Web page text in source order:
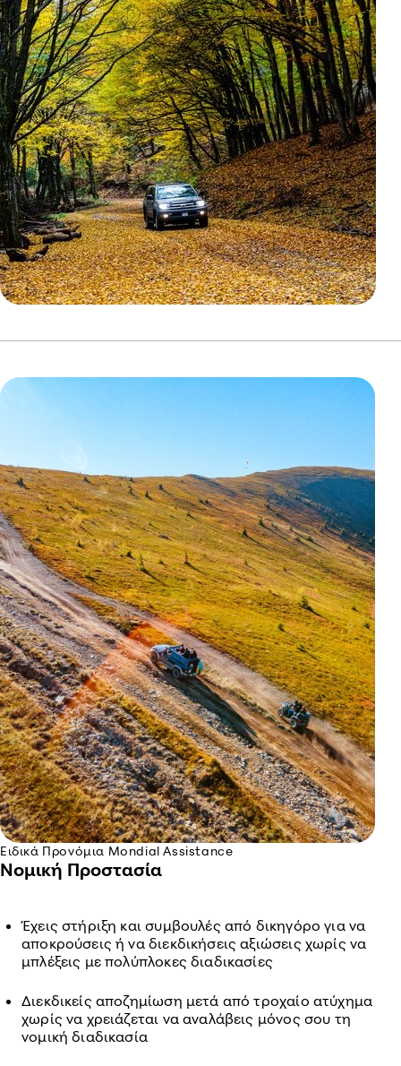
Ειδικά Προνόμια Mondial Assistance
Νομική Προστασία
Έχεις στήριξη και συμβουλές από δικηγόρο για να
αποκρούσεις ή να διεκδικήσεις αξιώσεις χωρίς να
μπλέξεις με πολύπλοκες διαδικασίες
Διεκδικείς αποζημίωση μετά από τροχαίο ατύχημα
χωρίς να χρειάζεται να αναλάβεις μόνος σου τη
νομική διαδικασία